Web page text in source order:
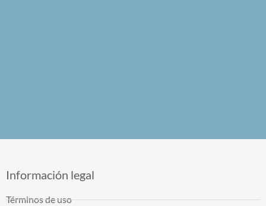
Información legal
Términos de uso